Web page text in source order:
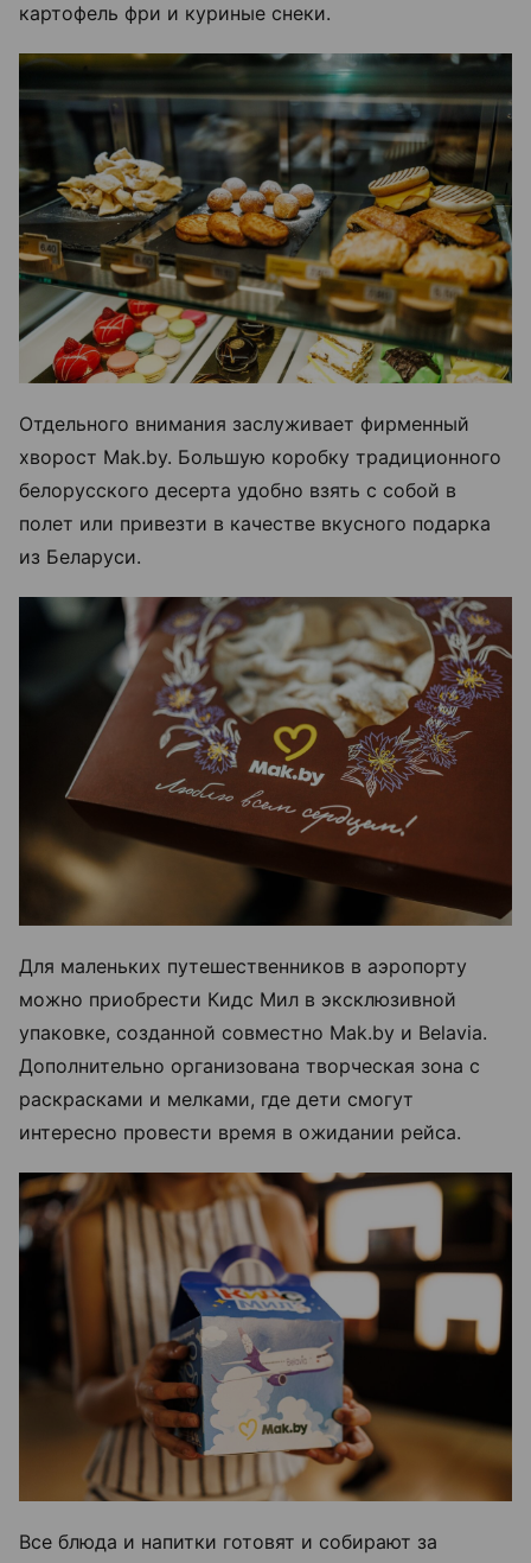
картофель фри и куриные снеки.
Отдельного внимания заслуживает фирменный
хворост Mak.by. Большую коробку традиционного
белорусского десерта удобно взять с собой в
полет или привезти в качестве вкусного подарка
из Беларуси.
Для маленьких путешественников в аэропорту
можно приобрести Кидс Мил в эксклюзивной
упаковке, созданной совместно Mak.by и Belavia.
Дополнительно организована творческая зона с
раскрасками и мелками, где дети смогут
интересно провести время в ожидании рейса.
Все блюда и напитки готовят и собирают за